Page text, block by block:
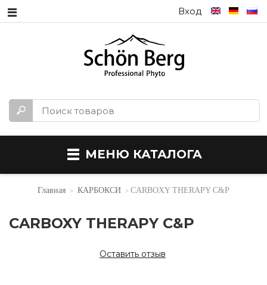
Вход
МЕНЮ КАТАЛОГА
Главная КАРБОКСИ CARBOXY THERAPY C&P
CARBOXY THERAPY C&P
Оставить отзыв